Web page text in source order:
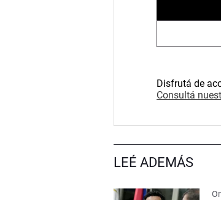
Disfrutá de
Consultá
LEÉ ADEMÁS